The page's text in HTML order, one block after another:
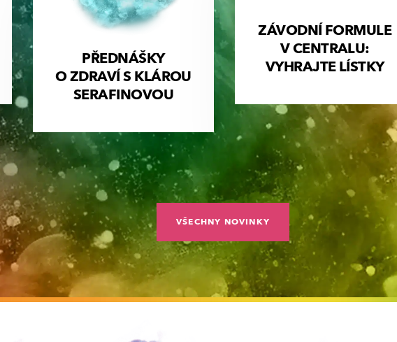
PŘEDNÁŠKY
O ZDRAVÍ S KLÁROU
SERAFINOVOU
ZÁVODNÍ FORMULE
V CENTRALU:
VYHRAJTE LÍSTKY
VŠECHNY NOVINKY